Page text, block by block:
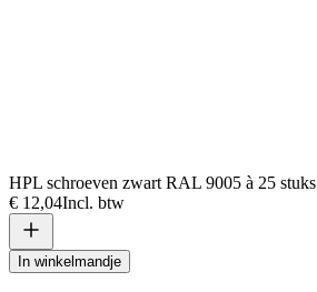
HPL schroeven zwart RAL 9005 à 25 stuks
€ 12,04Incl. btw
In winkelmandje